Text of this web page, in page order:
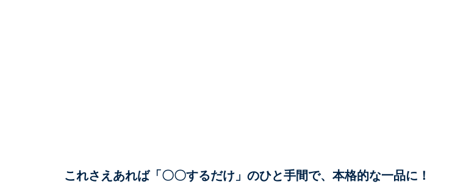
これさえあれば「〇〇するだけ」のひと手間で、本格的な一品に！